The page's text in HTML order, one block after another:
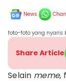
News
foto-foto yang nyaris
Share Article
Selain meme,